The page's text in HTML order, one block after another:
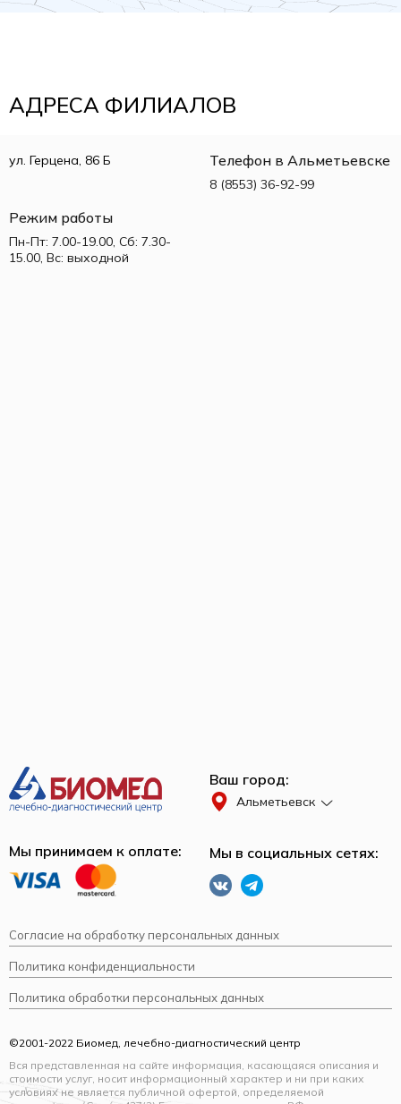
АДРЕСА ФИЛИАЛОВ
ул. Герцена, 86 Б Телефон в Альметьевске
8 (8553) 36-92-99
Режим работы
Пн-Пт: 7.00-19.00, Сб: 7.30-
15.00, Вс: выходной
Ваш город:
Альметьевск
Мы принимаем к оплате: Мы в социальных сетях:
©2001-2022 Биомед, лечебно-диагностический центр
Вся представленная на сайте информация, касающаяся описания и
стоимости услуг, носит информационный характер и ни при каких
условиях не является публичной офертой, определяемой
Согласие на обработку персональных данных
Политика конфиденциальности
Политика обработки персональных данных